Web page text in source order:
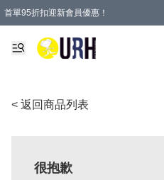
首單95折扣迎新會員優惠！
特選會員可享全單低至 95 折優惠！
單一訂單滿HKD600(澳門HKD800)包郵寄
< 返回商品列表
很抱歉